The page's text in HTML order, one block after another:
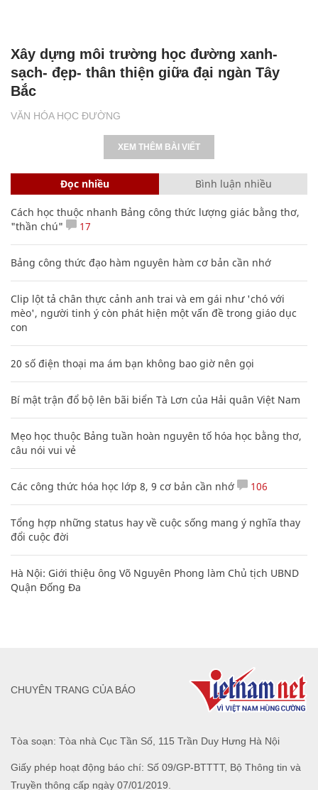
VĂN HÓA HỌC ĐƯỜNG
Xây dựng môi trường học đường xanh-
sạch- đẹp- thân thiện giữa đại ngàn Tây
Bắc
XEM THÊM BÀI VIẾT
Đọc nhiều Bình luận nhiều
Cách học thuộc nhanh Bảng công thức lượng giác bằng thơ,
"thần chú"
17
Bảng công thức đạo hàm nguyên hàm cơ bản cần nhớ
Clip lột tả chân thực cảnh anh trai và em gái như 'chó với
mèo', người tinh ý còn phát hiện một vấn đề trong giáo dục
con
20 số điện thoại ma ám bạn không bao giờ nên gọi
Bí mật trận đổ bộ lên bãi biển Tà Lơn của Hải quân Việt Nam
Mẹo học thuộc Bảng tuần hoàn nguyên tố hóa học bằng thơ,
câu nói vui vẻ
Các công thức hóa học lớp 8, 9 cơ bản cần nhớ 106
Tổng hợp những status hay về cuộc sống mang ý nghĩa thay
đổi cuộc đời
Hà Nội: Giới thiệu ông Võ Nguyên Phong làm Chủ tịch UBND
Quận Đống Đa
Tòa soạn: Tòa nhà Cục Tần Số, 115 Trần Duy Hưng Hà Nội
Giấy phép hoạt động báo chí: Số 09/GP-BTTTT, Bộ Thông tin và
Truyền thông cấp ngày 07/01/2019.
CHUYÊN TRANG CỦA BÁO